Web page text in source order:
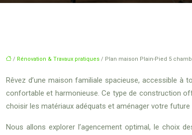
/ Rénovation & Travaux pratiques / Plan maison Plain-Pied 5
Rêvez d’une maison familiale spacieuse, accessible
confortable et harmonieuse. Ce type de construction
choisir les matériaux adéquats et aménager votre future
Nous allons explorer l’agencement optimal, le choix